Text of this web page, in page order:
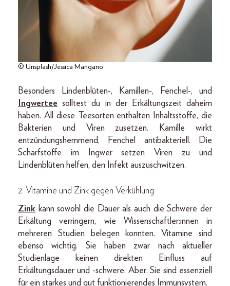
© Unsplash/Jessica Mangano
Besonders Lindenblüten-, Kamillen-, Fenchel-, und
Ingwertee solltest du in der Erkältungszeit daheim
haben. All diese Teesorten enthalten Inhaltsstoffe, die
Bakterien und Viren zusetzen. Kamille wirkt
entzündungshemmend, Fenchel antibakteriell. Die
Scharfstoffe im Ingwer setzen Viren zu und
Lindenblüten helfen, den Infekt auszuschwitzen.
2. Vitamine und Zink gegen Verkühlung
Zink kann sowohl die Dauer als auch die Schwere der
Erkältung verringern, wie Wissenschaftler:innen in
mehreren Studien belegen konnten. Vitamine sind
ebenso wichtig. Sie haben zwar nach aktueller
Studienlage keinen direkten Einfluss auf
Erkältungsdauer und -schwere. Aber: Sie sind essenziell
für ein starkes und gut funktionierendes Immunsystem.